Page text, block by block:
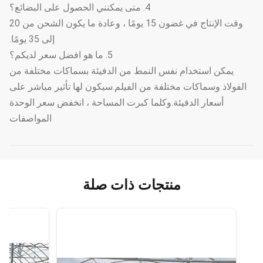
4. متى يمكنني الحصول على البضائع؟
وقت الإنتاج في غضون 15 يومًا ، وعادة ما يكون الشحن من 20
إلى 35 يومًا.
5. ما هو افضل سعر لديكم؟
يمكن استخدام نفس النمط من الدفيئة بسماكات مختلفة من
الفولاذ وسماكات مختلفة من الفيلم.سيكون لها تأثير مباشر على
أسعار الدفيئة.وكلما كبرت المساحة ، انخفض سعر الوحدة
المواصفات
منتجات ذات صلة